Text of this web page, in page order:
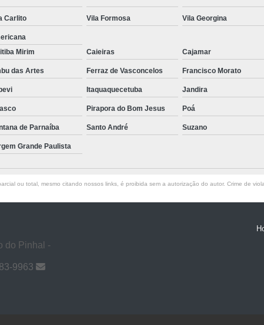
Carlito Vila Formosa Vila Georgina
Mirim Caieiras Cajamar
das Artes Ferraz de Vasconcelos Francisco Morato
Itaquaquecetuba Jandira
Pirapora do Bom Jesus Poá
de Parnaíba Santo André Suzano
Grande Paulista
ou total, mesmo citando nossos links, é proibida sem a autorização do autor. Crime de
do Pinhal -
9963